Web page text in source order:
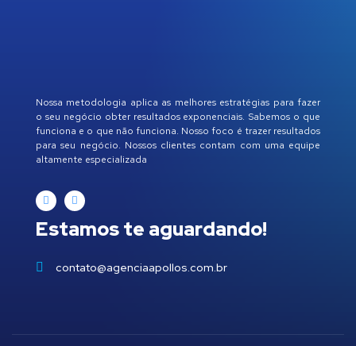
Nossa metodologia aplica as melhores estratégias para fazer
o seu negócio obter resultados exponenciais. Sabemos o que
funciona e o que não funciona. Nosso foco é trazer resultados
para seu negócio. Nossos clientes contam com uma equipe
altamente especializada
Estamos te aguardando!
contato@agenciaapollos.com.br